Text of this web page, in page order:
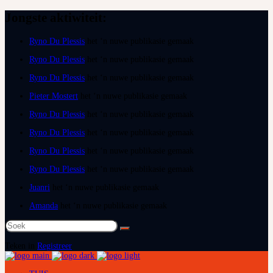
Ryno Du Plessis
Ryno Du Plessis
Ryno Du Plessis
Pieter Mostert
Ryno Du Plessis
Ryno Du Plessis
Ryno Du Plessis
Ryno Du Plessis
Juanri
Amanda
Soek
na:
Registreer